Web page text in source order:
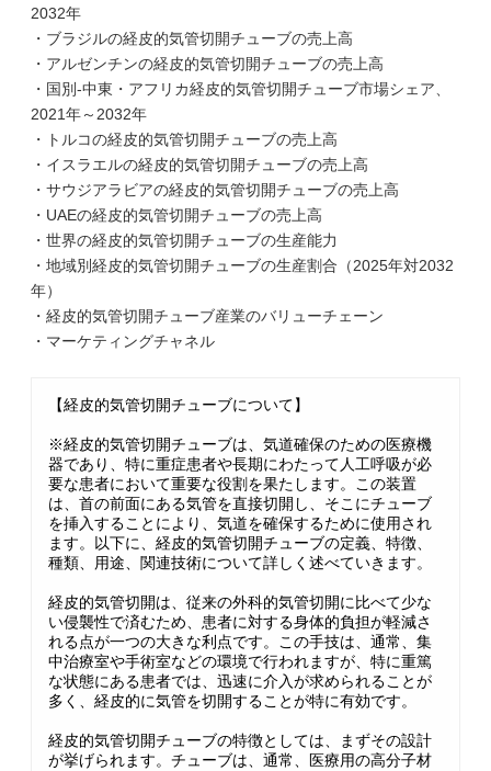
2032年
・ブラジルの経皮的気管切開チューブの売上高
・アルゼンチンの経皮的気管切開チューブの売上高
・国別-中東・アフリカ経皮的気管切開チューブ市場シェア、
2021年～2032年
・トルコの経皮的気管切開チューブの売上高
・イスラエルの経皮的気管切開チューブの売上高
・サウジアラビアの経皮的気管切開チューブの売上高
・UAEの経皮的気管切開チューブの売上高
・世界の経皮的気管切開チューブの生産能力
・地域別経皮的気管切開チューブの生産割合（2025年対2032
年）
・経皮的気管切開チューブ産業のバリューチェーン
・マーケティングチャネル
【経皮的気管切開チューブについて】
※経皮的気管切開チューブは、気道確保のための医療機
器であり、特に重症患者や長期にわたって人工呼吸が必
要な患者において重要な役割を果たします。この装置
は、首の前面にある気管を直接切開し、そこにチューブ
を挿入することにより、気道を確保するために使用され
ます。以下に、経皮的気管切開チューブの定義、特徴、
種類、用途、関連技術について詳しく述べていきます。
経皮的気管切開は、従来の外科的気管切開に比べて少な
い侵襲性で済むため、患者に対する身体的負担が軽減さ
れる点が一つの大きな利点です。この手技は、通常、集
中治療室や手術室などの環境で行われますが、特に重篤
な状態にある患者では、迅速に介入が求められることが
多く、経皮的に気管を切開することが特に有効です。
経皮的気管切開チューブの特徴としては、まずその設計
が挙げられます。チューブは、通常、医療用の高分子材